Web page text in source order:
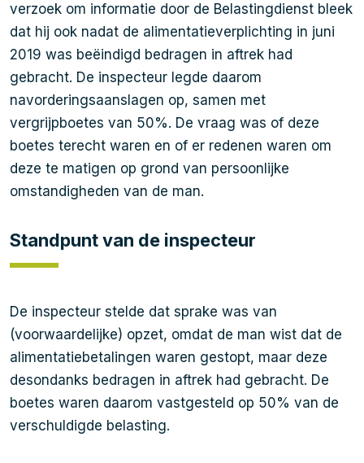
verzoek om informatie door de Belastingdienst bleek
dat hij ook nadat de alimentatieverplichting in juni
2019 was beëindigd bedragen in aftrek had
gebracht. De inspecteur legde daarom
navorderingsaanslagen op, samen met
vergrijpboetes van 50%. De vraag was of deze
boetes terecht waren en of er redenen waren om
deze te matigen op grond van persoonlijke
omstandigheden van de man.
Standpunt van de inspecteur
De inspecteur stelde dat sprake was van
(voorwaardelijke) opzet, omdat de man wist dat de
alimentatiebetalingen waren gestopt, maar deze
desondanks bedragen in aftrek had gebracht. De
boetes waren daarom vastgesteld op 50% van de
verschuldigde belasting.